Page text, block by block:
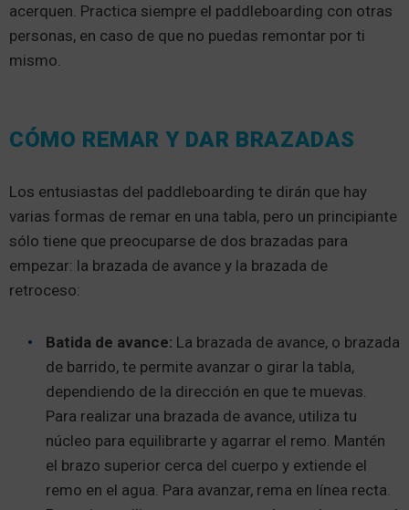
acerquen. Practica siempre el paddleboarding con otras
personas, en caso de que no puedas remontar por ti
mismo.
CÓMO REMAR Y DAR BRAZADAS
Los entusiastas del paddleboarding te dirán que hay
varias formas de remar en una tabla, pero un principiante
sólo tiene que preocuparse de dos brazadas para
empezar: la brazada de avance y la brazada de
retroceso:
Batida de avance: La brazada de avance, o brazada
de barrido, te permite avanzar o girar la tabla,
dependiendo de la dirección en que te muevas.
Para realizar una brazada de avance, utiliza tu
núcleo para equilibrarte y agarrar el remo. Mantén
el brazo superior cerca del cuerpo y extiende el
remo en el agua. Para avanzar, rema en línea recta.